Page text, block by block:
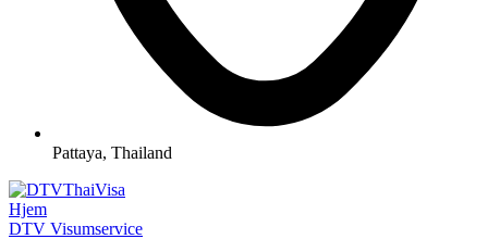
Pattaya, Thailand
Hjem
DTV Visumservice